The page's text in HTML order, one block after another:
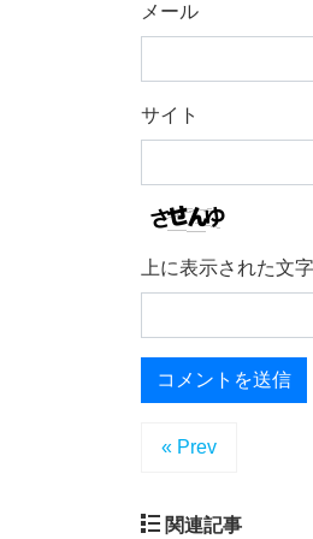
メール
サイト
上に表示された文
« Prev
関連記事